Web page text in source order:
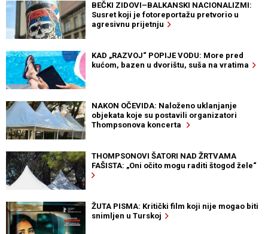
BEČKI ZIDOVI–BALKANSKI NACIONALIZMI:
Susret koji je fotoreportažu pretvorio u
agresivnu prijetnju
KAD „RAZVOJ“ POPIJE VODU: More pred
kućom, bazen u dvorištu, suša na vratima
NAKON OČEVIDA: Naloženo uklanjanje
objekata koje su postavili organizatori
Thompsonova koncerta
THOMPSONOVI ŠATORI NAD ŽRTVAMA
FAŠISTA: „Oni očito mogu raditi štogod žele“
ŽUTA PISMA: Kritički film koji nije mogao biti
snimljen u Turskoj